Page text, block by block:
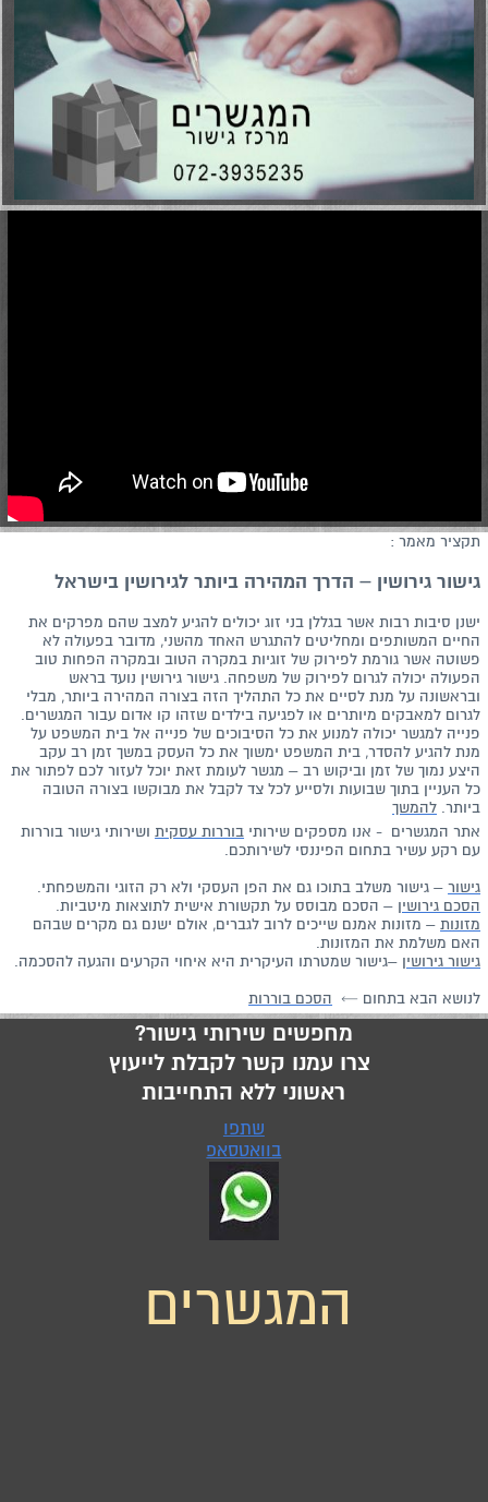
אתר המגשרים - אנו מספקים שירותי בוררות עסקיתושירותי גישור בוררות
עם רקע עשיר בתחום הפיננסי לשירותכם.
גישור– גישור משלב בתוכו גם את הפן העסקי ולא רק הזוגי והמשפחתי.
הסכם גירושין – הסכם מבוסס על תקשורת אישית לתוצאות מיטביות.
מזונות– מזונות אמנם שייכים לרוב לגברים, אולם ישנם גם מקרים שבהם
האם משלמת את המזונות.
גישור גירושין –גישור שמטרתו העיקרית היא איחוי הקרעים והגעה להסכמה.
לנושא הבא בתחום ← הסכם בוררות
תקציר מאמר :
גישור גירושין – הדרך המהירה ביותר לגירושין בישראל
ישנן סיבות רבות אשר בגללן בני זוג יכולים להגיע למצב שהם מפרקים את
החיים המשותפים ומחליטים להתגרש האחד מהשני, מדובר בפעולה לא
פשוטה אשר גורמת לפירוק של זוגיות במקרה הטוב ובמקרה הפחות טוב
הפעולה יכולה לגרום לפירוק של משפחה. גישור גירושין נועד בראש
ובראשונה על מנת לסיים את כל התהליך הזה בצורה המהירה ביותר, מבלי
לגרום למאבקים מיותרים או לפגיעה בילדים שזהו קו אדום עבור המגשרים.
פנייה למגשר יכולה למנוע את כל הסיבוכים של פנייה אל בית המשפט על
מנת להגיע להסדר, בית המשפט ימשוך את כל העסק במשך זמן רב עקב
היצע נמוך של זמן וביקוש רב – מגשר לעומת זאת יוכל לעזור לכם לפתור את
כל העניין בתוך שבועות ולסייע לכל צד לקבל את מבוקשו בצורה הטובה
ביותר. להמשך
שתפו
בוואטסאפ
המגשרים
מחפשים שירותי גישור?
צרו עמנו קשר לקבלת לייעוץ
ראשוני ללא התחייבות